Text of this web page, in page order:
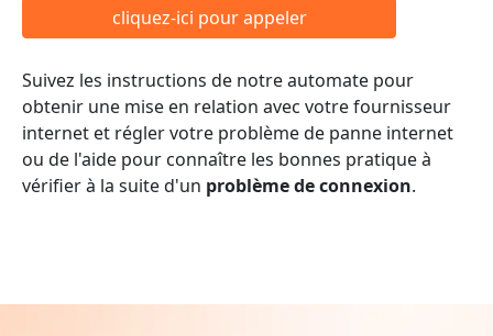
cliquez-ici pour appeler
Suivez les instructions de notre automate pour
obtenir une mise en relation avec votre fournisseur
internet et régler votre problème de panne internet
ou de l'aide pour connaître les bonnes pratique à
vérifier à la suite d'un problème de connexion.